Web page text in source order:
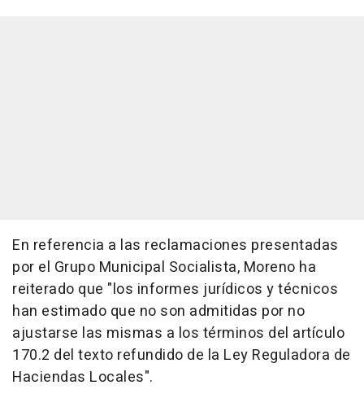
En referencia a las reclamaciones presentadas
por el Grupo Municipal Socialista, Moreno ha
reiterado que "los informes jurídicos y técnicos
han estimado que no son admitidas por no
ajustarse las mismas a los términos del artículo
170.2 del texto refundido de la Ley Reguladora de
Haciendas Locales".